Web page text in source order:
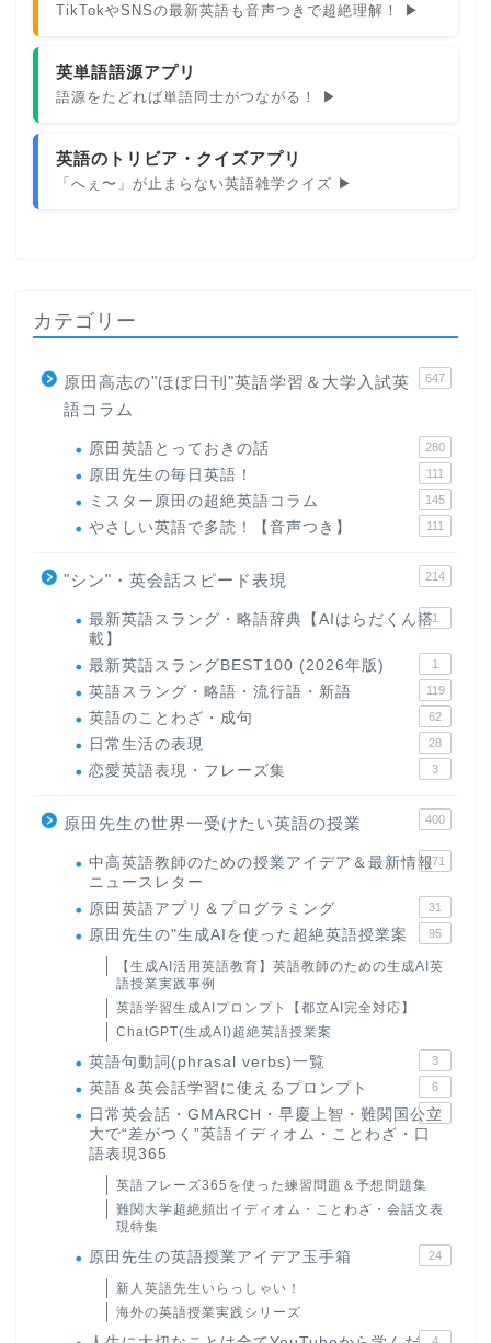
TikTokやSNSの最新英語も音声つきで超絶理解！ ▶
英単語語源アプリ
語源をたどれば単語同士がつながる！ ▶
英語のトリビア・クイズアプリ
「へぇ〜」が止まらない英語雑学クイズ ▶
カテゴリー
原田高志の"ほぼ日刊"英語学習＆大学入試英
語コラム
647
原田英語とっておきの話 280
原田先生の毎日英語！ 111
ミスター原田の超絶英語コラム 145
やさしい英語で多読！【音声つき】 111
"シン"・英会話スピード表現 214
最新英語スラング・略語辞典【AIはらだくん搭
載】
1
最新英語スラングBEST100 (2026年版) 1
英語スラング・略語・流行語・新語 119
英語のことわざ・成句 62
日常生活の表現 28
恋愛英語表現・フレーズ集 3
原田先生の世界一受けたい英語の授業 400
中高英語教師のための授業アイデア＆最新情報
ニュースレター
171
原田英語アプリ＆プログラミング 31
原田先生の"生成AIを使った超絶英語授業案 95
【生成AI活用英語教育】英語教師のための生成AI英
語授業実践事例
英語学習生成AIプロンプト【都立AI完全対応】
ChatGPT(生成AI)超絶英語授業案
英語句動詞(phrasal verbs)一覧 3
英語＆英会話学習に使えるプロンプト 6
日常英会話・GMARCH・早慶上智・難関国公立
大で“差がつく”英語イディオム・ことわざ・口
語表現365
22
英語フレーズ365を使った練習問題＆予想問題集
難関大学超絶頻出イディオム・ことわざ・会話文表
現特集
原田先生の英語授業アイデア玉手箱 24
新人英語先生いらっしゃい！
海外の英語授業実践シリーズ
4